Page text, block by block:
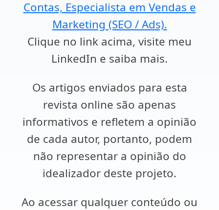
Contas, Especialista em Vendas e
Marketing (SEO / Ads).
Clique no link acima, visite meu
LinkedIn e saiba mais.
Os artigos enviados para esta
revista online são apenas
informativos e refletem a opinião
de cada autor, portanto, podem
não representar a opinião do
idealizador deste projeto.
Ao acessar qualquer conteúdo ou